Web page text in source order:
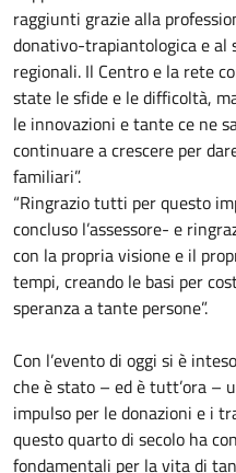
raggiunti grazie alla
donativo-trapiantologica e al
regionali. Il Centro e la rete
state le sfide e le difficoltà,
le innovazioni e tante ce ne
continuare a crescere per
familiari”.
“Ringrazio tutti per questo
concluso l’assessore- e
con la propria visione e il
tempi, creando le basi per
speranza a tante persone”.
Con l’evento di oggi si è
che è stato – ed è tutt’ora –
impulso per le donazioni e i
questo quarto di secolo ha
fondamentali per la vita di